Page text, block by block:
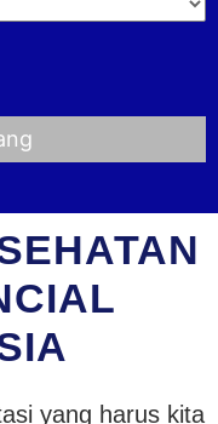
yang harus kita